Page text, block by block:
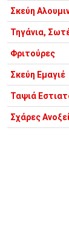
Σκεύη
Τηγάνια,
Φριτούρες
Σκεύη Εμαγιέ
Ταψιά
Σχάρες